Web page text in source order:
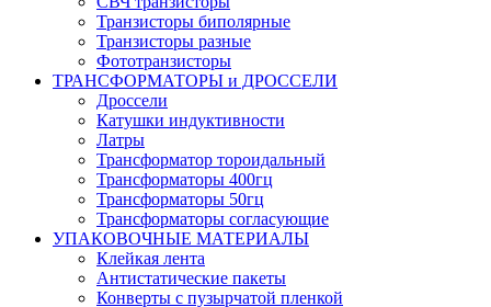
Транзисторы биполярные
Транзисторы разные
Фототранзисторы
ТРАНСФОРМАТОРЫ и ДРОССЕЛИ
Дроссели
Катушки индуктивности
Латры
Трансформатор тороидальный
Трансформаторы 400гц
Трансформаторы 50гц
Трансформаторы согласующие
УПАКОВОЧНЫЕ МАТЕРИАЛЫ
Клейкая лента
Антистатические пакеты
Конверты с пузырчатой пленкой